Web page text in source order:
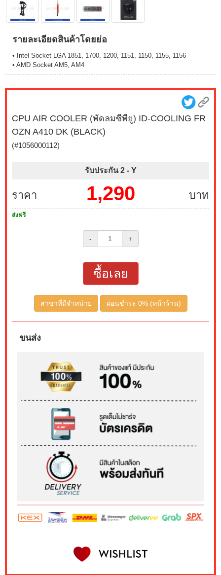
รายละเอียดสินค้าโดยย่อ
• Intel Socket LGA 1851, 1700, 1200, 1151, 1150, 1155, 1156
• AMD Socket AM5, AM4
CPU AIR COOLER (พัดลมซีพียู) ID-COOLING FR
OZN A410 DK (BLACK)
(#1056000112)
รับประกัน 2 - Y
ราคา บาท
1,290
ส่งฟรี
- +
ซื้อเลย
สาขาที่มีจำหน่าย ผ่อนชำระ 0% (หน้าร้าน)
ขนส่ง